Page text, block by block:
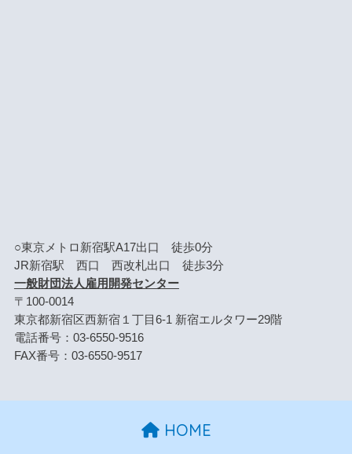
○東京メトロ新宿駅A17出口 徒歩0分
JR新宿駅 西口 西改札出口 徒歩3分
一般財団法人雇用開発センター
〒100-0014
東京都新宿区西新宿１丁目6-1 新宿エルタワー29階
電話番号：03-6550-9516
FAX番号：03-6550-9517
HOME